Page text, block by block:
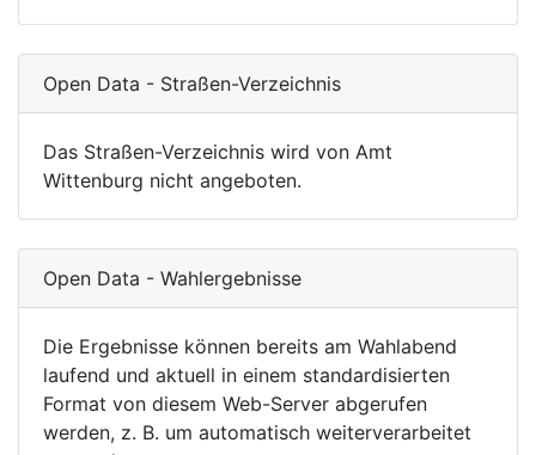
Open Data - Straßen-Verzeichnis
Das Straßen-Verzeichnis wird von Amt
Wittenburg nicht angeboten.
Open Data - Wahlergebnisse
Die Ergebnisse können bereits am Wahlabend
laufend und aktuell in einem standardisierten
Format von diesem Web-Server abgerufen
werden, z. B. um automatisch weiterverarbeitet